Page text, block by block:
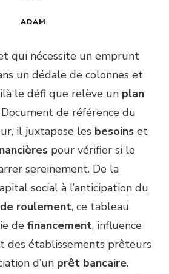
ADAM
qui nécessite un emprunt
un dédale de colonnes et
le défi que relève un plan
Document de référence du
il juxtapose les besoins et
pour vérifier si le
sereinement. De la
social à l’anticipation du
roulement, ce tableau
de financement, influence
des établissements prêteurs
d’un prêt bancaire.